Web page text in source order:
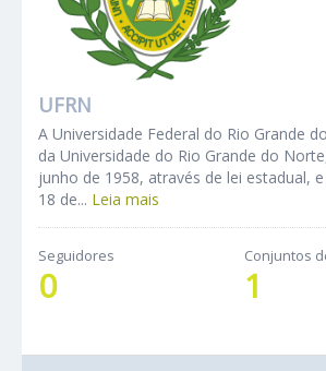
UFRN
A Universidade Federal do Rio Grande
da Universidade do Rio Grande do
junho de 1958, através de lei estadual,
18 de... Leia mais
Seguidores
0
Conjuntos
1